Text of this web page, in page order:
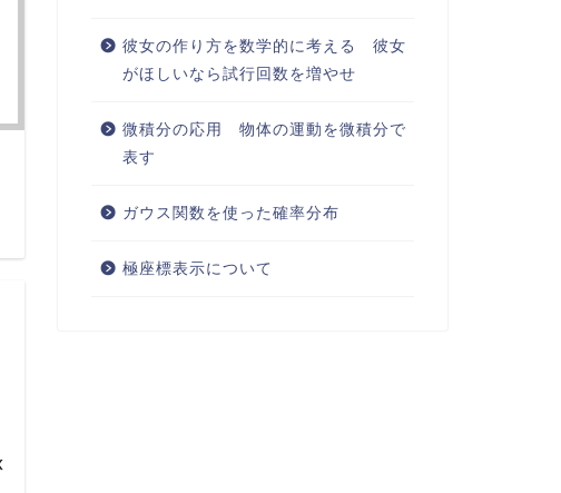
彼女の作り方を数学的に考える 彼女
がほしいなら試行回数を増やせ
微積分の応用 物体の運動を微積分で
表す
ガウス関数を使った確率分布
極座標表示について